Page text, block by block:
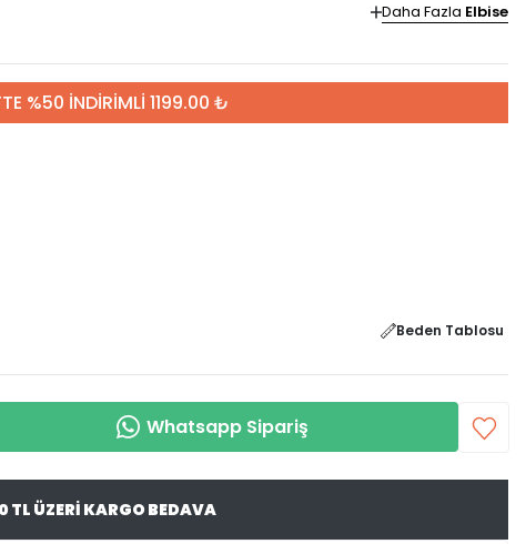
Daha Fazla Elbise
%50 İNDİRİMLİ 1199.00 ₺
Beden Tablosu
Whatsapp Sipariş
TL ÜZERİ KARGO BEDAVA